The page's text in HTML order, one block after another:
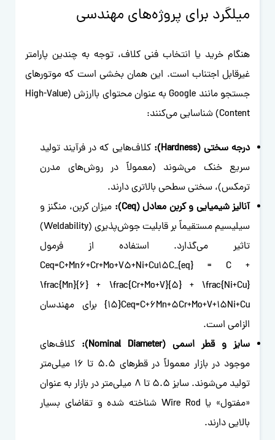
میلگرد برای پروژه‌های مهندسی
هنگام خرید یا انتخاب فنی کلاف، توجه به چندین پارامتر
غیرقابل اجتناب است. این همان بخشی است که موتورهای
جستجو مانند Google به عنوان محتوای با‌ارزش (High-Value
Content) شناسایی می‌کنند:
درجه سختی (Hardness):
کلاف‌هایی که در فرآیند تولید
سریع خنک می‌شوند (معمولاً در روش‌های مدرن
ترمکس)، سختی سطحی بالاتری دارند.
آنالیز شیمیایی و کربن معادل (Ceq):
میزان کربن، منگنز و
سیلیسیم مستقیماً بر قابلیت جوش‌پذیری (Weldability)
تاثیر می‌گذارد. استفاده از فرمول
Ceq=C+Mn6+Cr+Mo+V5+Ni+Cu15C_{eq} = C +
\frac{Mn}{6} + \frac{Cr+Mo+V}{5} + \frac{Ni+Cu}
{15}Ceq=C+6Mn+5Cr+Mo+V+15Ni+Cu
برای مهندسان
الزامی است.
سایز و قطر اسمی (Nominal Diameter):
کلاف‌های
موجود در بازار معمولاً در قطرهای ۵.۵ تا ۱۶ میلی‌متر
تولید می‌شوند. سایز ۵.۵ تا ۸ میلی‌متر در بازار به عنوان
«مفتول» یا Wire Rod شناخته شده و تقاضای بسیار
بالایی دارند.